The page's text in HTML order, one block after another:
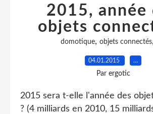
2015, année
objets
domotique, objets connectés,
04.01.2015 …
Par ergotic
2015 sera t-elle l'année des
? (4 milliards en 2010, 15